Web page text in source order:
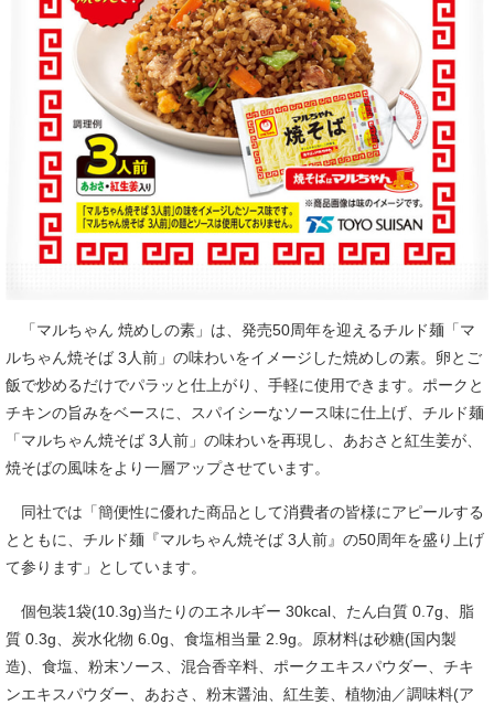
「マルちゃん 焼めしの素」は、発売50周年を迎えるチルド麺「マ
ルちゃん焼そば 3人前」の味わいをイメージした焼めしの素。卵とご
飯で炒めるだけでパラッと仕上がり、手軽に使用できます。ポークと
チキンの旨みをベースに、スパイシーなソース味に仕上げ、チルド麺
「マルちゃん焼そば 3人前」の味わいを再現し、あおさと紅生姜が、
焼そばの風味をより一層アップさせています。
同社では「簡便性に優れた商品として消費者の皆様にアピールする
とともに、チルド麺『マルちゃん焼そば 3人前』の50周年を盛り上げ
て参ります」としています。
個包装1袋(10.3g)当たりのエネルギー 30kcal、たん白質 0.7g、脂
質 0.3g、炭水化物 6.0g、食塩相当量 2.9g。原材料は砂糖(国内製
造)、食塩、粉末ソース、混合香辛料、ポークエキスパウダー、チキ
ンエキスパウダー、あおさ、粉末醤油、紅生姜、植物油／調味料(ア